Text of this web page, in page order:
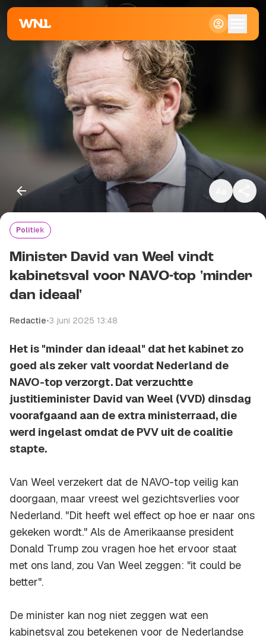
Klein
Standaard
Groot
Politiek
Minister David van Weel vindt
kabinetsval voor NAVO-top 'minder
dan ideaal'
Redactie•3 juni 2025 13:48
Het is "minder dan ideaal" dat het kabinet zo
goed als zeker valt voordat Nederland de
NAVO-top verzorgt. Dat verzuchtte
justitieminister David van Weel (VVD) dinsdag
voorafgaand aan de extra ministerraad, die
werd ingelast omdat de PVV uit de coalitie
stapte.
Van Weel verzekert dat de NAVO-top veilig kan
doorgaan, maar vreest wel gezichtsverlies voor
Nederland. "Dit heeft wel effect op hoe er naar ons
gekeken wordt." Als de Amerikaanse president
Donald Trump zou vragen hoe het ervoor staat
met ons land, zou Van Weel zeggen: "it could be
better".
De minister kan nog niet zeggen wat een
kabinetsval zou betekenen voor de Nederlandse